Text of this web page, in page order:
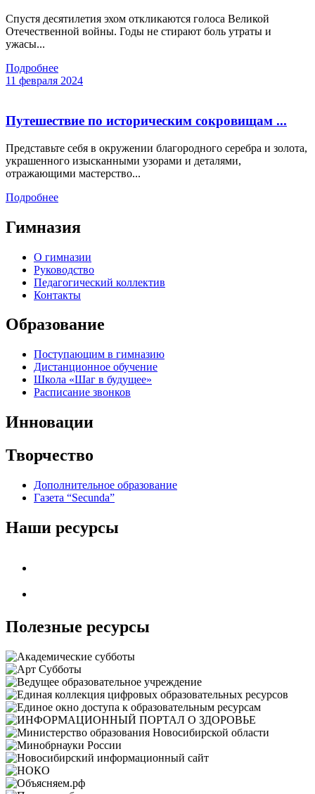
Спустя десятилетия эхом откликаются голоса Великой
Отечественной войны. Годы не стирают боль утраты и
ужасы...
Подробнее
11 февраля 2024
Путешествие по историческим сокровищам ...
Представьте себя в окружении благородного серебра и золота,
украшенного изысканными узорами и деталями,
отражающими мастерство...
Подробнее
Гимназия
О гимназии
Руководство
Педагогический коллектив
Контакты
Образование
Поступающим в гимназию
Дистанционное обучение
Школа «Шаг в будущее»
Расписание звонков
Инновации
Творчество
Дополнительное образование
Газета “Secunda”
Наши ресурсы
Полезные ресурсы